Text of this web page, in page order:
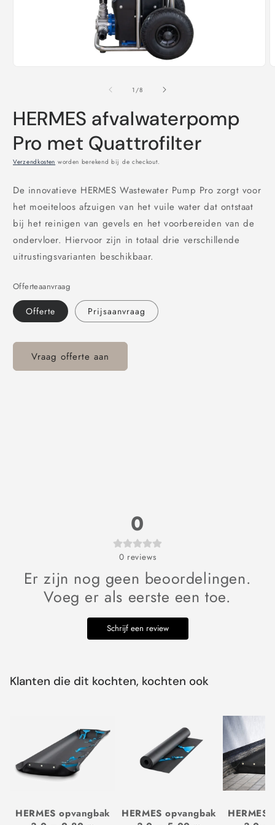
1 /van
8
HERMES afvalwaterpomp
Pro met Quattrofilter
Verzendkosten worden berekend bij de checkout.
De innovatieve HERMES Wastewater Pump Pro zorgt voor
het moeiteloos afzuigen van het vuile water dat ontstaat
bij het reinigen van gevels en het voorbereiden van de
ondervloer. Hiervoor zijn in totaal drie verschillende
uitrustingsvarianten beschikbaar.
Offerteaanvraag
Offerte Prijsaanvraag
Vraag offerte aan
0
0 reviews
Er zijn nog geen beoordelingen.
Voeg er als eerste een toe.
Schrijf een review
Klanten die dit kochten, kochten ook
HERMES opvangbak
HERMES opvangbak
HERMES